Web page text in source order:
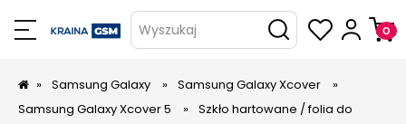
Wyszukaj
» Samsung Galaxy » Samsung Galaxy Xcover
»
Samsung Galaxy Xcover 5
» Szkło hartowane / folia do